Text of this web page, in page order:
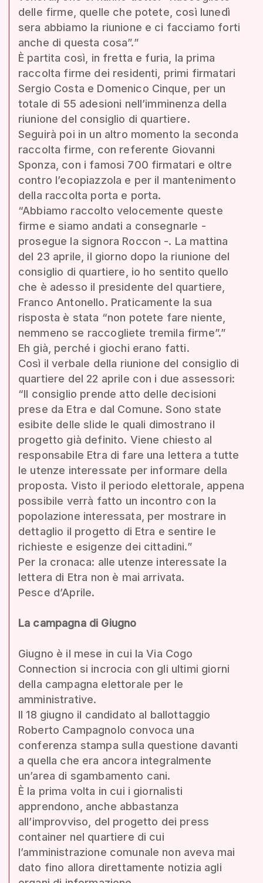
delle firme, quelle che potete, così lunedì
sera abbiamo la riunione e ci facciamo forti
anche di questa cosa”.”
È partita così, in fretta e furia, la prima
raccolta firme dei residenti, primi firmatari
Sergio Costa e Domenico Cinque, per un
totale di 55 adesioni nell’imminenza della
riunione del consiglio di quartiere.
Seguirà poi in un altro momento la seconda
raccolta firme, con referente Giovanni
Sponza, con i famosi 700 firmatari e oltre
contro l’ecopiazzola e per il mantenimento
della raccolta porta e porta.
“Abbiamo raccolto velocemente queste
firme e siamo andati a consegnarle -
prosegue la signora Roccon -. La mattina
del 23 aprile, il giorno dopo la riunione del
consiglio di quartiere, io ho sentito quello
che è adesso il presidente del quartiere,
Franco Antonello. Praticamente la sua
risposta è stata “non potete fare niente,
nemmeno se raccogliete tremila firme”.”
Eh già, perché i giochi erano fatti.
Così il verbale della riunione del consiglio di
quartiere del 22 aprile con i due assessori:
“Il consiglio prende atto delle decisioni
prese da Etra e dal Comune. Sono state
esibite delle slide le quali dimostrano il
progetto già definito. Viene chiesto al
responsabile Etra di fare una lettera a tutte
le utenze interessate per informare della
proposta. Visto il periodo elettorale, appena
possibile verrà fatto un incontro con la
popolazione interessata, per mostrare in
dettaglio il progetto di Etra e sentire le
richieste e esigenze dei cittadini.”
Per la cronaca: alle utenze interessate la
lettera di Etra non è mai arrivata.
Pesce d’Aprile.
La campagna di Giugno
Giugno è il mese in cui la Via Cogo
Connection si incrocia con gli ultimi giorni
della campagna elettorale per le
amministrative.
Il 18 giugno il candidato al ballottaggio
Roberto Campagnolo convoca una
conferenza stampa sulla questione davanti
a quella che era ancora integralmente
un’area di sgambamento cani.
È la prima volta in cui i giornalisti
apprendono, anche abbastanza
all’improvviso, del progetto dei press
container nel quartiere di cui
l’amministrazione comunale non aveva mai
dato fino allora direttamente notizia agli